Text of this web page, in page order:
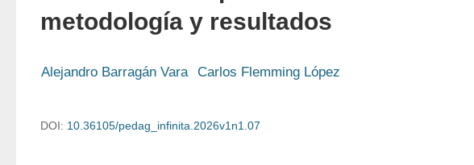
metodología y resultados
Alejandro Barragán Vara Carlos Flemming López
DOI: 10.36105/pedag_infinita.2026v1n1.07